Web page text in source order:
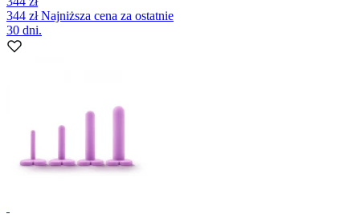
344 złNajniższa cena za ostatnie
30 dni.